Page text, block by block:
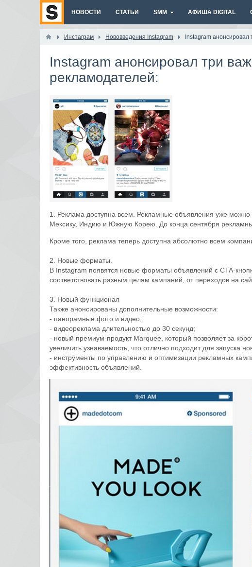
НОВОСТИ СТАТЬИ SMM АФИША DIGITAL
Инстаграм Нововведения Instagram Instagram
Instagram анонсировал три
рекламодателей:
1. Реклама доступна всем. Рекламные объявления уже
Мексику, Индию и Южную Корею. До конца сентября
Кроме того, реклама теперь доступна абсолютно всем
2. Новые форматы.
В Instagram появятся новые форматы объявлений с CTA-
соответствовать разным целям кампаний, от переходов на
3. Новый функционал
Также анонсированы дополнительные возможности:
- панорамные фото и видео;
- видеореклама длительностью до 30 секунд;
- новый премиум-продукт Marquee, который позволяет за
увеличить узнаваемость, что отлично подходит для запуска
- инструменты по управлению и оптимизации рекламных
эффективность объявлений.